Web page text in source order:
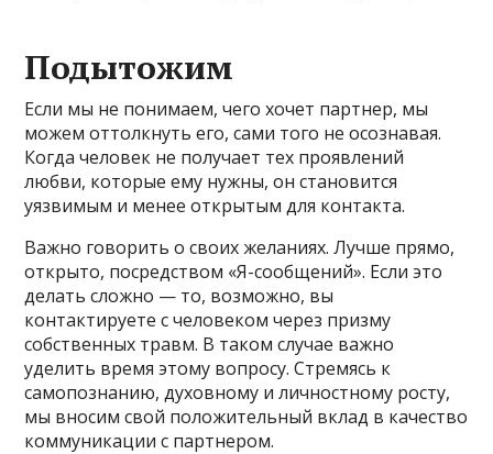
Подытожим
Если мы не понимаем, чего хочет партнер, мы
можем оттолкнуть его, сами того не осознавая.
Когда человек не получает тех проявлений
любви, которые ему нужны, он становится
уязвимым и менее открытым для контакта.
Важно говорить о своих желаниях. Лучше прямо,
открыто, посредством «Я-сообщений». Если это
делать сложно — то, возможно, вы
контактируете с человеком через призму
собственных травм. В таком случае важно
уделить время этому вопросу. Стремясь к
самопознанию, духовному и личностному росту,
мы вносим свой положительный вклад в качество
коммуникации с партнером.